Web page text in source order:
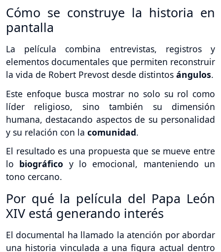
Cómo se construye la historia en
pantalla
La película combina entrevistas, registros y
elementos documentales que permiten reconstruir
la vida de Robert Prevost desde distintos ángulos.
Este enfoque busca mostrar no solo su rol como
líder religioso, sino también su dimensión
humana, destacando aspectos de su personalidad
y su relación con la comunidad.
El resultado es una propuesta que se mueve entre
lo biográfico y lo emocional, manteniendo un
tono cercano.
Por qué la película del Papa León
XIV está generando interés
El documental ha llamado la atención por abordar
una historia vinculada a una figura actual dentro